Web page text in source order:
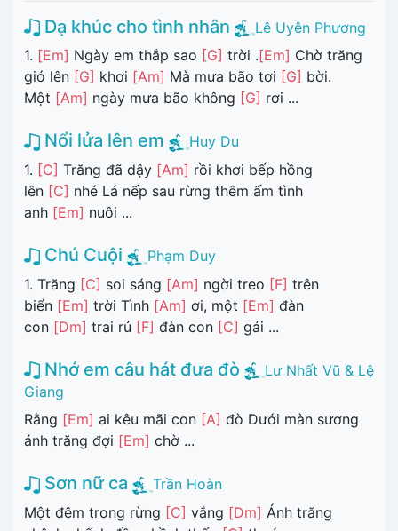
Dạ khúc cho tình nhân
Lê Uyên Phương
1. [Em] Ngày em thắp sao [G] trời .[Em] Chờ trăng
gió lên [G] khơi [Am] Mà mưa bão tơi [G] bời.
Một [Am] ngày mưa bão không [G] rơi ...
Nổi lửa lên em
Huy Du
1. [C] Trăng đã dậy [Am] rồi khơi bếp hồng
lên [C] nhé Lá nếp sau rừng thêm ấm tình
anh [Em] nuôi ...
Chú Cuội
Phạm Duy
1. Trăng [C] soi sáng [Am] ngời treo [F] trên
biển [Em] trời Tình [Am] ơi, một [Em] đàn
con [Dm] trai rủ [F] đàn con [C] gái ...
Nhớ em câu hát đưa đò
Lư Nhất Vũ & Lệ
Giang
Rằng [Em] ai kêu mãi con [A] đò Dưới màn sương
ánh trăng đợi [Em] chờ ...
Sơn nữ ca
Trần Hoàn
Một đêm trong rừng [C] vắng [Dm] Ánh trăng